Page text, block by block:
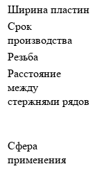
Ширина пластин
Срок
производства
Резьба
Расстояние
между
стержнями рядов
Сфера
применения